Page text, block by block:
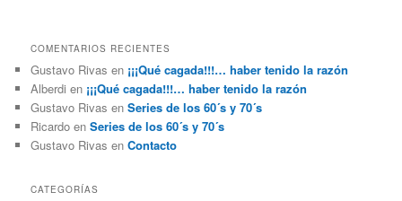
COMENTARIOS RECIENTES
Gustavo Rivas en ¡¡¡Qué cagada!!!… haber tenido la razón
Alberdi en ¡¡¡Qué cagada!!!… haber tenido la razón
Gustavo Rivas enSeries de los 60´s y 70´s
Ricardo enSeries de los 60´s y 70´s
Gustavo Rivas enContacto
CATEGORÍAS